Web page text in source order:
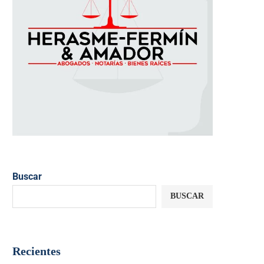
Buscar
BUSCAR
Recientes